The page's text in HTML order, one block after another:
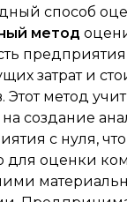
способ
метод
затрат и
Этот метод
на создание
с нуля,
для оценки